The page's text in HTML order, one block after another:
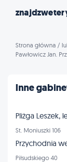
Strona główna /
Pawłowicz Jan.
Inne
Pliżga Leszek,
St. Moniuszki 106
Piłsudskiego 40